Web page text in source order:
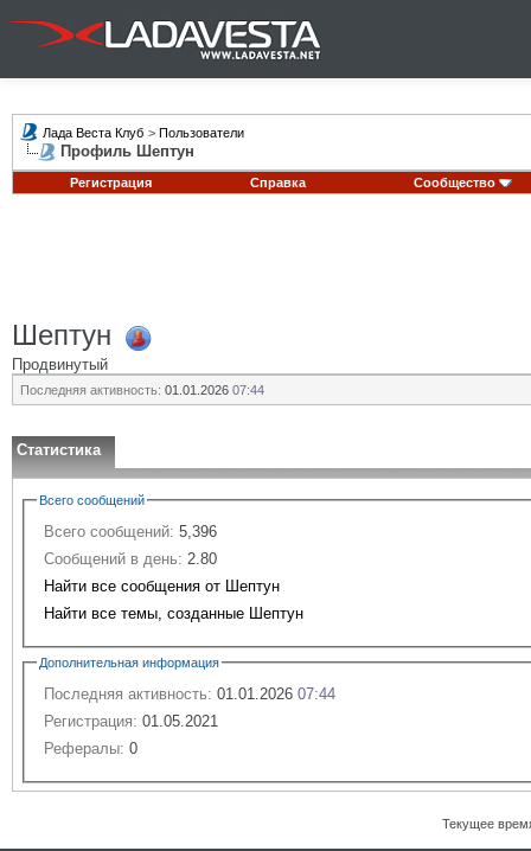
Лада Веста Клуб > Пользователи
Профиль Шептун
Регистрация Справка Сообщество
Шептун
Продвинутый
Последняя активность: 01.01.2026 07:44
Статистика
Всего сообщений
Всего сообщений: 5,396
Сообщений в день: 2.80
Найти все сообщения от Шептун
Найти все темы, созданные Шептун
Дополнительная информация
Последняя активность: 01.01.2026 07:44
Регистрация: 01.05.2021
Рефералы: 0
Текущее